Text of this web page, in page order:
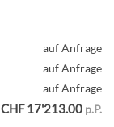
auf Anfrage
auf Anfrage
auf Anfrage
CHF 17'213.00 p.P.